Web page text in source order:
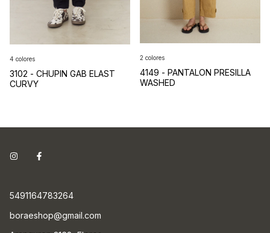
3102 - CHUPIN GAB ELAST
CURVY
4 colores
4149 - PANTALON PRESILLA
WASHED
2 colores
5491164783264
boraeshop@gmail.com